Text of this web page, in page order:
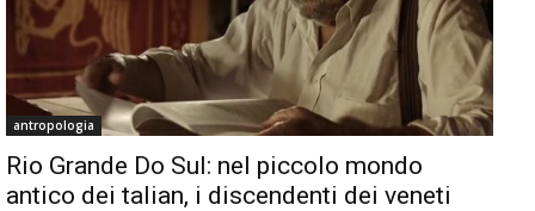
antropologia
Rio Grande Do Sul: nel piccolo mondo
antico dei talian, i discendenti dei veneti